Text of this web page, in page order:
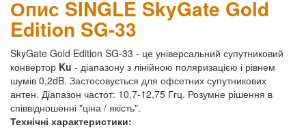
Опис SINGLE SkyGate Gold
Edition SG-33
SkyGate Gold Edition SG-33 - це універсальний супутниковий
конвертор Ku - діапазону з лінійною поляризацією і рівнем
шумів 0,2dB. Застосовується для офсетних супутникових
антен. Діапазон частот: 10,7-12,75 Ггц. Розумне рішення в
співвідношенні "ціна / якість".
Технічні характеристики: